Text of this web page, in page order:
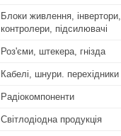
Блоки живлення, інвертори,
контролери, підсилювачі
Роз'єми, штекера, гнізда
Кабелі, шнури. перехідники
Радіокомпоненти
Світлодіодна продукція